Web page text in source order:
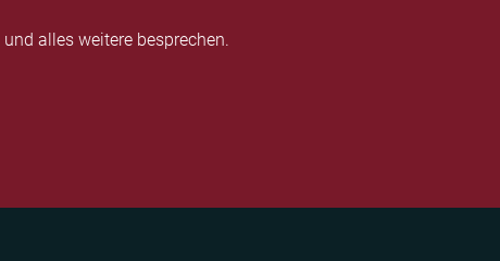
alles weitere besprechen.